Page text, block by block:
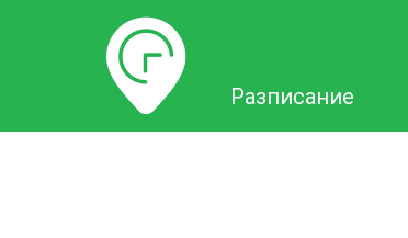
Разписание
Разписание